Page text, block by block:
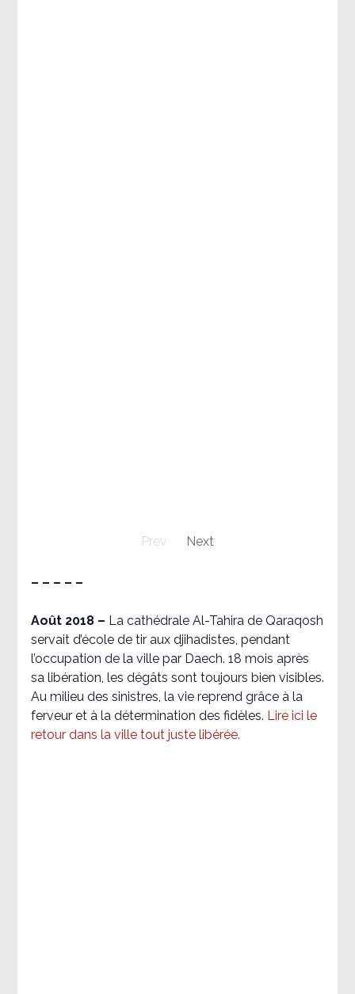
Prev Next
– – – – –
Août 2018 – La cathédrale Al-Tahira de Qaraqosh
servait d’école de tir aux djihadistes, pendant
l’occupation de la ville par Daech. 18 mois après
sa libération, les dégâts sont toujours bien visibles.
Au milieu des sinistres, la vie reprend grâce à la
ferveur et à la détermination des fidèles. Lire ici le
retour dans la ville tout juste libérée.